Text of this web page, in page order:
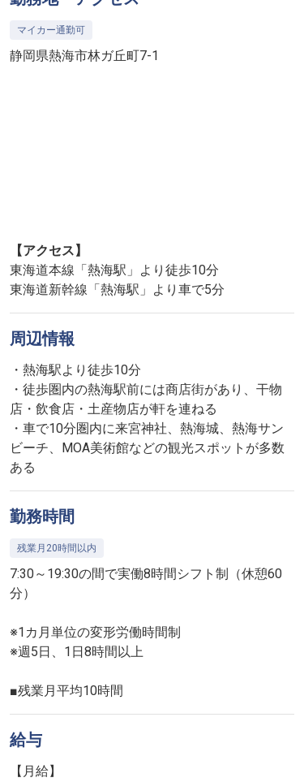
マイカー通勤可
静岡県熱海市林ガ丘町7-1
【アクセス】
東海道本線「熱海駅」より徒歩10分
東海道新幹線「熱海駅」より車で5分
周辺情報
・熱海駅より徒歩10分
・徒歩圏内の熱海駅前には商店街があり、干物
店・飲食店・土産物店が軒を連ねる
・車で10分圏内に来宮神社、熱海城、熱海サン
ビーチ、MOA美術館などの観光スポットが多数
ある
勤務時間
残業月20時間以内
7:30～19:30の間で実働8時間シフト制（休憩60
分）
※1カ月単位の変形労働時間制
※週5日、1日8時間以上
■残業月平均10時間
給与
【月給】